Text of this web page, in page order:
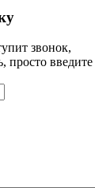
звонок,
просто